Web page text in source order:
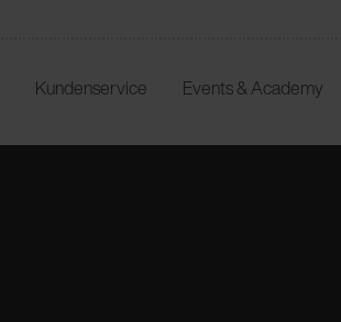
Kundenservice Events & Academy